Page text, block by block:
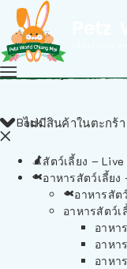
ไม่มีสินค้าในตะกร้า
Back
สัตว์เลี้ยง –
อาหารสัตว์เลี้ยง
อาหารสัต
อาหารสัตว์เ
อาหา
อาหา
อาหา